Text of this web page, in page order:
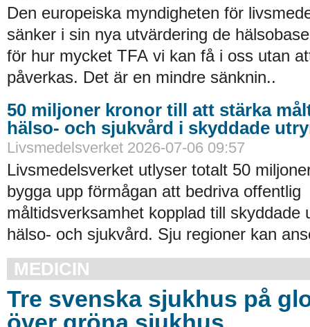
Den europeiska myndigheten för
sänker i sin nya utvärdering de
för hur mycket TFA vi kan få i oss utan
påverkas. Det är en mindre sänknin..
50 miljoner kronor till att stärka
hälso- och sjukvård i skyddade
Livsmedelsverket 2026-07-06 09:57
Livsmedelsverket utlyser totalt 50
bygga upp förmågan att bedriva offentlig
måltidsverksamhet kopplad till skyddade
hälso- och sjukvård. Sju regioner kan
MEDICIN
Tre svenska sjukhus på